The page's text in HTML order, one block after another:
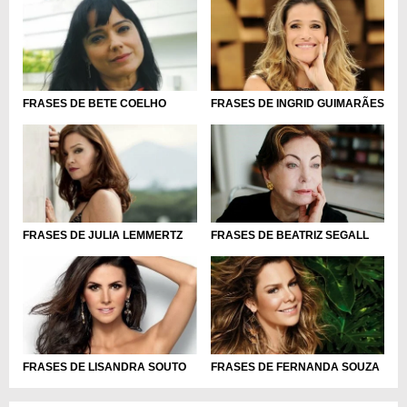
FRASES DE BETE COELHO FRASES DE INGRID GUIMARÃES
FRASES DE JULIA LEMMERTZ FRASES DE BEATRIZ SEGALL
FRASES DE LISANDRA SOUTO FRASES DE FERNANDA SOUZA